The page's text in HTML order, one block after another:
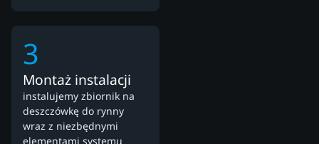
3
Montaż instalacji
instalujemy zbiornik na
deszczówkę do rynny
wraz z niezbędnymi
elementami systemu